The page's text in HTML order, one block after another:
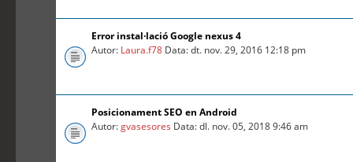
Error instal·lació Google nexus 4
Autor: Laura.f78 Data: dt. nov. 29, 2016 12:18 pm
Posicionament SEO en Android
Autor:gvasesores Data: dl. nov. 05, 2018 9:46 am